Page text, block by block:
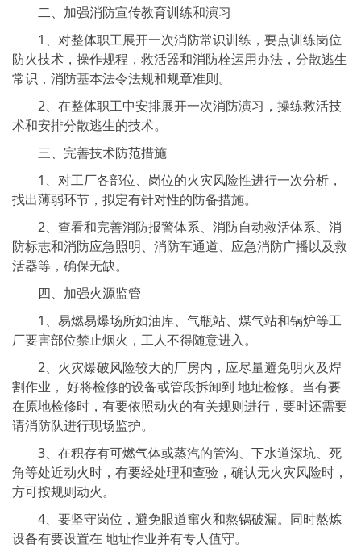
二、加强消防宣传教育训练和演习
1、对整体职工展开一次消防常识训练，要点训练岗位
防火技术，操作规程，救活器和消防栓运用办法，分散逃生
常识，消防基本法令法规和规章准则。
2、在整体职工中安排展开一次消防演习，操练救活技
术和安排分散逃生的技术。
三、完善技术防范措施
1、对工厂各部位、岗位的火灾风险性进行一次分析，
找出薄弱环节，拟定有针对性的防备措施。
2、查看和完善消防报警体系、消防自动救活体系、消
防标志和消防应急照明、消防车通道、应急消防广播以及救
活器等，确保无缺。
四、加强火源监管
1、易燃易爆场所如油库、气瓶站、煤气站和锅炉等工
厂要害部位禁止烟火，工人不得随意进入。
2、火灾爆破风险较大的厂房内，应尽量避免明火及焊
割作业， 好将检修的设备或管段拆卸到 地址检修。当有要
在原地检修时，有要依照动火的有关规则进行，要时还需要
请消防队进行现场监护。
3、在积存有可燃气体或蒸汽的管沟、下水道深坑、死
角等处近动火时，有要经处理和查验，确认无火灾风险时，
方可按规则动火。
4、要坚守岗位，避免眼道窜火和熬锅破漏。同时熬炼
设备有要设置在 地址作业并有专人值守。